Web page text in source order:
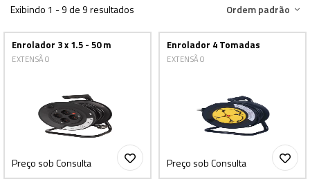
Exibindo 1 - 9 de 9 resultados Ordem padrão
Enrolador 3 x 1.5 - 50 m
EXTENSÃO
Preço sob Consulta
Enrolador 4 Tomadas
EXTENSÃO
Preço sob Consulta